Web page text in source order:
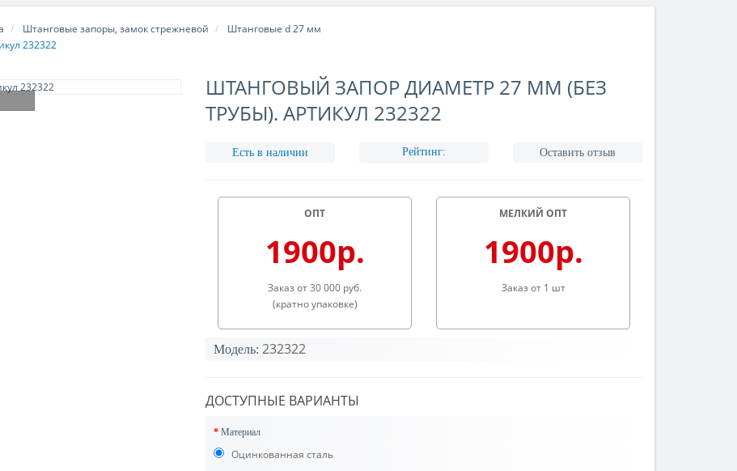
Штанговые запоры, замок стрежневой
Штанговые d 27 мм
232322
ШТАНГОВЫЙ ЗАПОР ДИАМЕТР 27 ММ (БЕЗ
ТРУБЫ). АРТИКУЛ 232322
Есть в наличии Рейтинг: Оставить отзыв
ОПТ
1900р.
Заказ от 30 000 руб.
(кратно упаковке)
МЕЛКИЙ ОПТ
1900р.
Заказ от 1 шт
Модель: 232322
ДОСТУПНЫЕ ВАРИАНТЫ
Материал
Оцинкованная сталь